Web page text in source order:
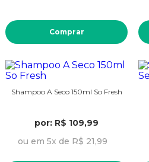
Comprar
Shampoo A Seco 150ml So Fresh
por: R$ 109,99
ou em 5x de R$ 21,99